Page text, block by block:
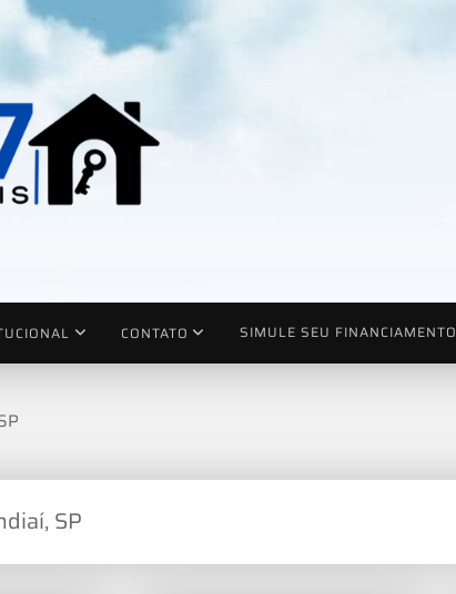
CONTATO SIMULE SEU FINANCIAMENTO
SP